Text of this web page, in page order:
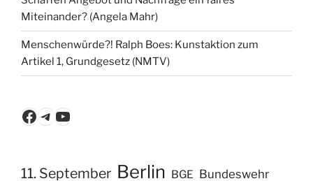
Miteinander? (Angela Mahr)
Menschenwürde?! Ralph Boes: Kunstaktion zum
Artikel 1, Grundgesetz (NMTV)
Facebook
Telegram
YouTube
11. September Berlin BGE Bundeswehr